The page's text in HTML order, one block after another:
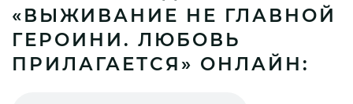
«ВЫЖИВАНИЕ НЕ ГЛАВНОЙ
ГЕРОИНИ. ЛЮБОВЬ
ПРИЛАГАЕТСЯ» ОНЛАЙН: